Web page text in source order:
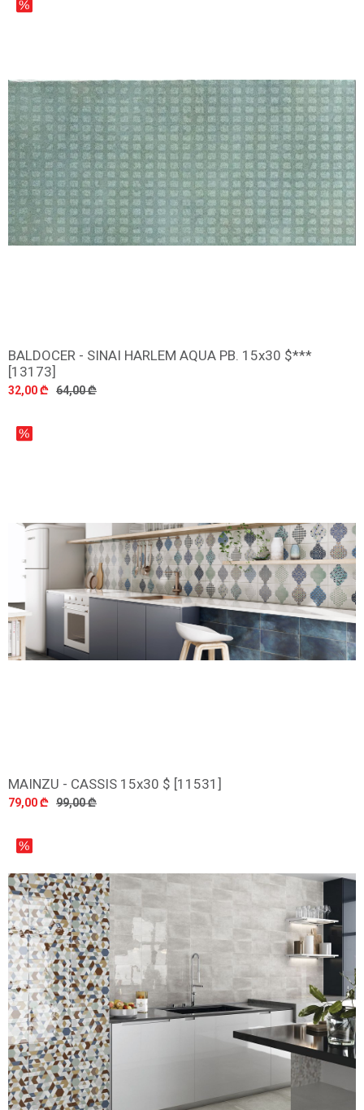
დამატება
BALDOCER - SINAI HARLEM AQUA PB. 15x30 $***
[13173]
32,00 ₾ 64,00 ₾
დამატება
MAINZU - CASSIS 15x30 $ [11531]
79,00 ₾ 99,00 ₾